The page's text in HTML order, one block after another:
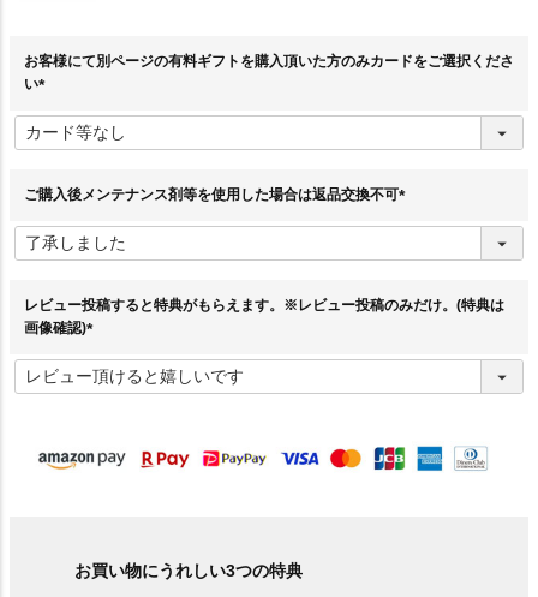
お客様にて別ページの有料ギフトを購入頂いた方のみカードをご選択くださ
い
必
須
ご購入後メンテナンス剤等を使用した場合は返品交換不可
須
レビュー投稿すると特典がもらえます。※レビュー投稿のみだけ。(特典は
画像確認)
必
須
お買い物にうれしい3つの特典